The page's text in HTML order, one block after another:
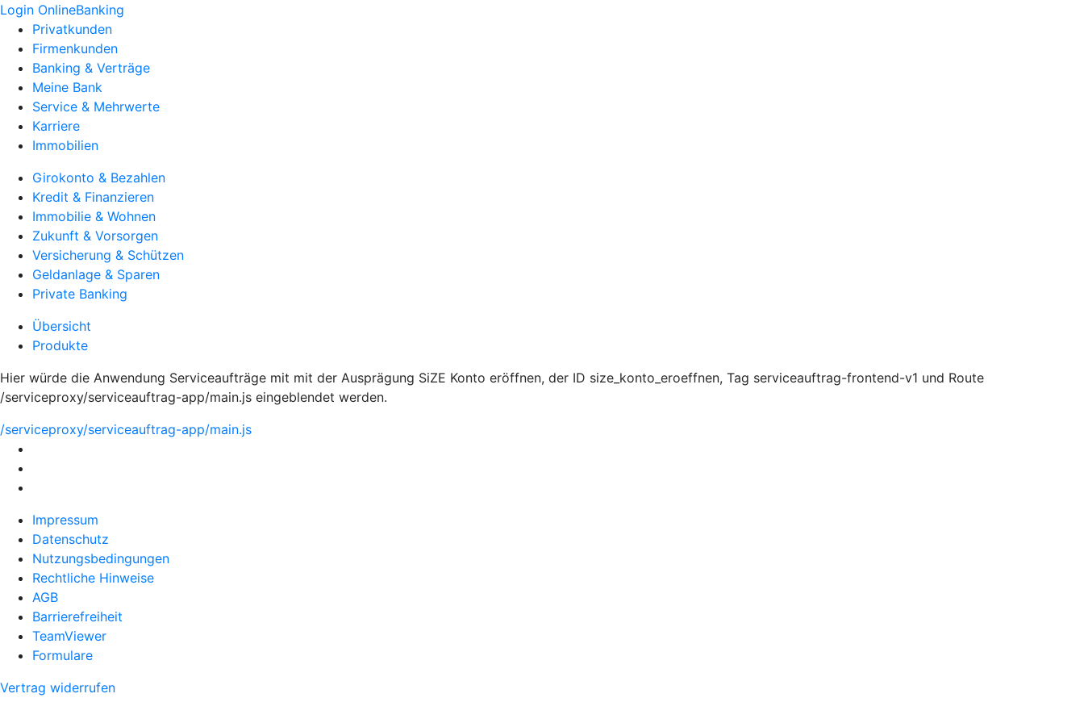
Login OnlineBanking
Privatkunden
Firmenkunden
Banking & Verträge
Meine Bank
Service & Mehrwerte
Karriere
Immobilien
Girokonto & Bezahlen
Kredit & Finanzieren
Immobilie & Wohnen
Zukunft & Vorsorgen
Versicherung & Schützen
Geldanlage & Sparen
Private Banking
Übersicht
Produkte
Hier würde die Anwendung Serviceaufträge mit mit der Ausprägung SiZE Konto eröffnen, der ID size_konto_eroeffnen, Tag serviceauftrag-frontend-v1 und Route
/serviceproxy/serviceauftrag-app/main.js eingeblendet werden.
/serviceproxy/serviceauftrag-app/main.js
Impressum
Datenschutz
Nutzungsbedingungen
Rechtliche Hinweise
AGB
Barrierefreiheit
TeamViewer
Formulare
Vertrag widerrufen